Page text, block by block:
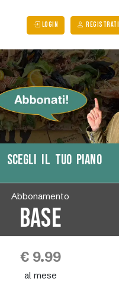
LOGIN REGISTRATI
SCEGLI IL TUO PIANO
Abbonamento
Base
€ 9.99
al mese